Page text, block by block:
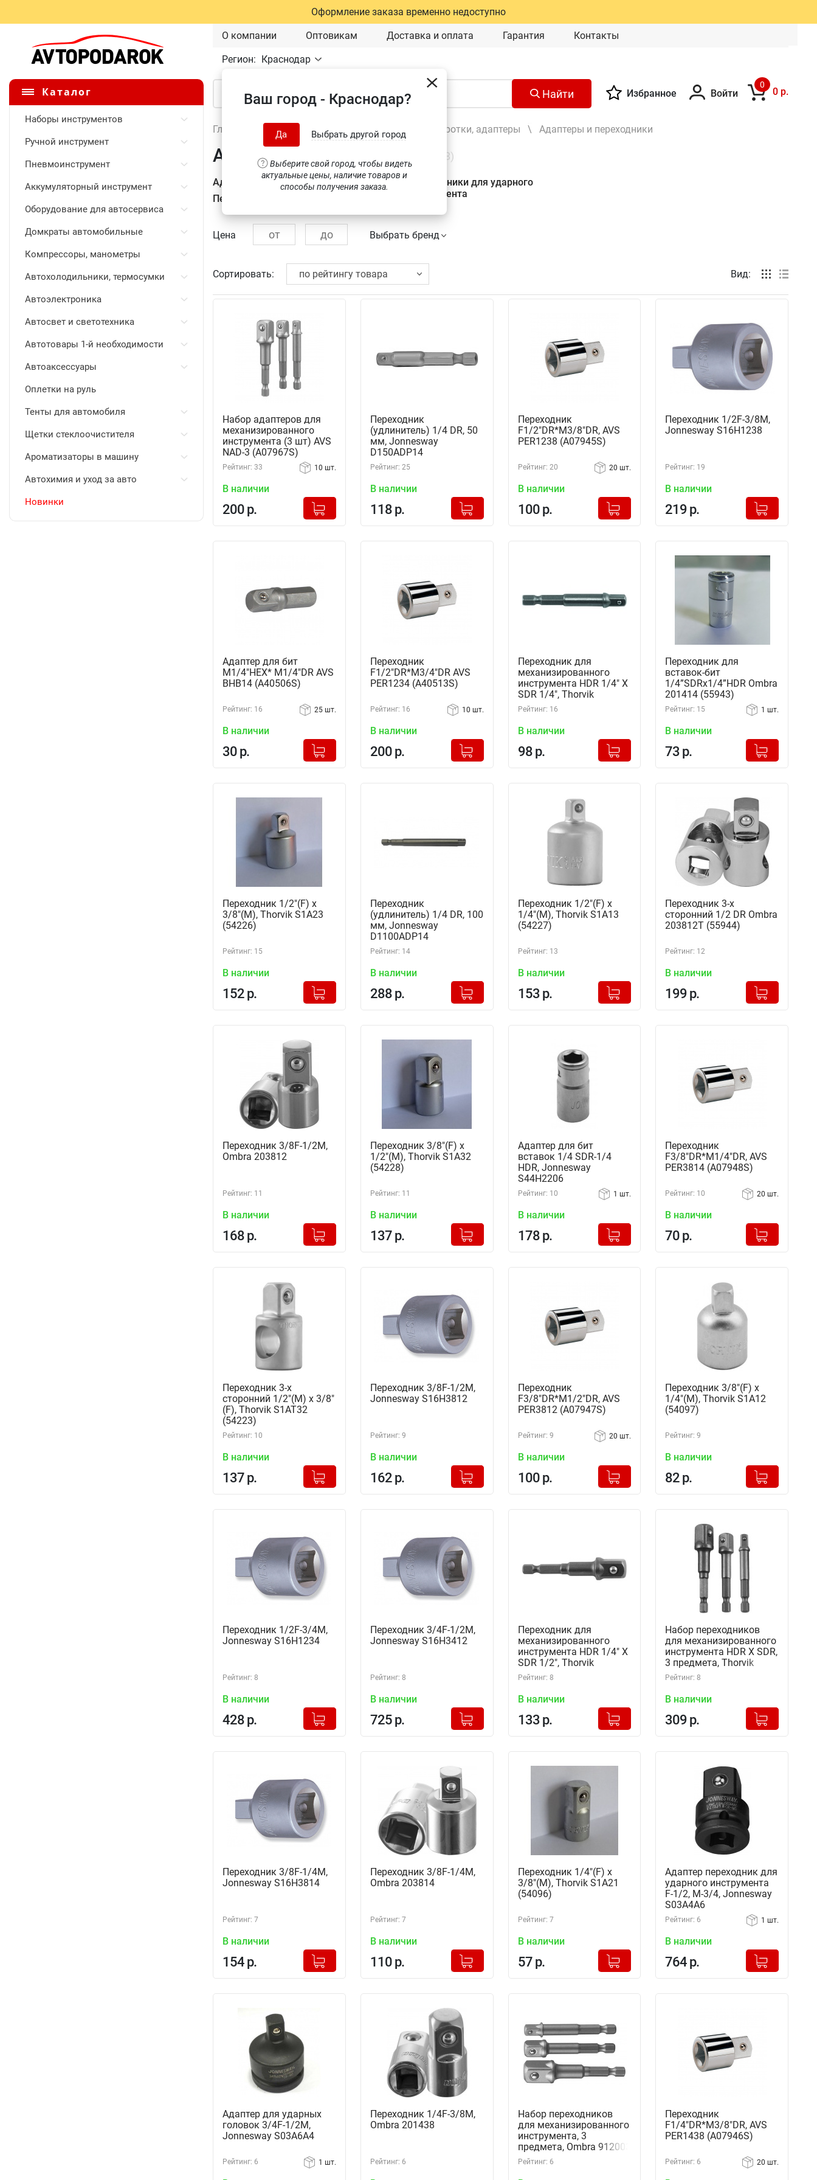
Оформление заказа временно недоступно
О компании Оптовикам Доставка и оплата Гарантия Контакты
Регион: Краснодар
Ваш город - Краснодар?
Да Выбрать другой город
Выберите свой город, чтобы видеть
актуальные цены, наличие товаров и
способы получения заказа.
Каталог
Наборы инструментов
Ручной инструмент
Пневмоинструмент
Аккумуляторный инструмент
Оборудование для автосервиса
Домкраты автомобильные
Компрессоры, манометры
Автохолодильники, термосумки
Автоэлектроника
Автосвет и светотехника
Автотовары 1-й необходимости
Автоаксессуары
Оплетки на руль
Тенты для автомобиля
Щетки стеклоочистителя
Ароматизаторы в машину
Автохимия и уход за авто
Новинки
Найти Избранное Войти
0
0 р.
Главная Ручной инструмент Удлинители, воротки, адаптеры \ Адаптеры и переходники
Адаптеры и переходники (68)
Адаптеры для вставок-бит
Переходники для инструмента
Переходники для ударного
инструмента
Цена Выбрать бренд
Сортировать: Вид:
Набор адаптеров для
механизированного
инструмента (3 шт) AVS
NAD-3 (A07967S)
Рейтинг: 33 10 шт.
В наличии
200 р.
+
Добавлено в корзину
Переходник
(удлинитель) 1/4 DR, 50
мм, Jonnesway
D150ADP14
Рейтинг: 25
В наличии
118 р.
+
Добавлено в корзину
Переходник
F1/2"DR*М3/8"DR, AVS
PER1238 (A07945S)
Рейтинг: 20 20 шт.
В наличии
100 р.
+
Добавлено в корзину
Переходник 1/2F-3/8M,
Jonnesway S16H1238
Рейтинг: 19
В наличии
219 р.
+
Добавлено в корзину
Адаптер для бит
M1/4"HEX* M1/4"DR AVS
BHB14 (A40506S)
Рейтинг: 16 25 шт.
В наличии
30 р.
+
Добавлено в корзину
Переходник
F1/2"DR*M3/4"DR AVS
PER1234 (A40513S)
Рейтинг: 16 10 шт.
В наличии
200 р.
+
Добавлено в корзину
Переходник для
механизированного
инструмента HDR 1/4" X
SDR 1/4", Thorvik
SH11A1 (54374)
Рейтинг: 16
В наличии
98 р.
+
Добавлено в корзину
Переходник для
вставок-бит
1/4”SDRх1/4”HDR Ombra
201414 (55943)
Рейтинг: 15 1 шт.
В наличии
73 р.
+
Добавлено в корзину
Переходник 1/2"(F) x
3/8"(M), Thorvik S1A23
(54226)
Рейтинг: 15
В наличии
152 р.
+
Добавлено в корзину
Переходник
(удлинитель) 1/4 DR, 100
мм, Jonnesway
D1100ADP14
Рейтинг: 14
В наличии
288 р.
+
Добавлено в корзину
Переходник 1/2"(F) x
1/4"(M), Thorvik S1A13
(54227)
Рейтинг: 13
В наличии
153 р.
+
Добавлено в корзину
Переходник 3-х
сторонний 1/2 DR Ombra
203812T (55944)
Рейтинг: 12
В наличии
199 р.
+
Добавлено в корзину
Переходник 3/8F-1/2M,
Ombra 203812
Рейтинг: 11
В наличии
168 р.
+
Добавлено в корзину
Переходник 3/8"(F) x
1/2"(M), Thorvik S1A32
(54228)
Рейтинг: 11
В наличии
137 р.
+
Добавлено в корзину
Адаптер для бит
вставок 1/4 SDR-1/4
HDR, Jonnesway
S44H2206
Рейтинг: 10 1 шт.
В наличии
178 р.
+
Добавлено в корзину
Переходник
F3/8"DR*M1/4"DR, AVS
PER3814 (A07948S)
Рейтинг: 10 20 шт.
В наличии
70 р.
+
Добавлено в корзину
Переходник 3-х
сторонний 1/2"(M) x 3/8"
(F), Thorvik S1AT32
(54223)
Рейтинг: 10
В наличии
137 р.
+
Добавлено в корзину
Переходник 3/8F-1/2M,
Jonnesway S16H3812
Рейтинг: 9
В наличии
162 р.
+
Добавлено в корзину
Переходник
F3/8"DR*M1/2"DR, AVS
PER3812 (A07947S)
Рейтинг: 9 20 шт.
В наличии
100 р.
+
Добавлено в корзину
Переходник 3/8"(F) x
1/4"(M), Thorvik S1A12
(54097)
Рейтинг: 9
В наличии
82 р.
+
Добавлено в корзину
Переходник 1/2F-3/4M,
Jonnesway S16H1234
Рейтинг: 8
В наличии
428 р.
+
Добавлено в корзину
Переходник 3/4F-1/2M,
Jonnesway S16H3412
Рейтинг: 8
В наличии
725 р.
+
Добавлено в корзину
Переходник для
механизированного
инструмента HDR 1/4" X
SDR 1/2", Thorvik
SH11A3 (54376)
Рейтинг: 8
В наличии
133 р.
+
Добавлено в корзину
Набор переходников
для механизированного
инструмента HDR X SDR,
3 предмета, Thorvik
SH11AS3 (54372)
Рейтинг: 8
В наличии
309 р.
+
Добавлено в корзину
Переходник 3/8F-1/4M,
Jonnesway S16H3814
Рейтинг: 7
В наличии
154 р.
+
Добавлено в корзину
Переходник 3/8F-1/4M,
Ombra 203814
Рейтинг: 7
В наличии
110 р.
+
Добавлено в корзину
Переходник 1/4"(F) x
3/8"(M), Thorvik S1A21
(54096)
Рейтинг: 7
В наличии
57 р.
+
Добавлено в корзину
Адаптер переходник для
ударного инструмента
F-1/2, M-3/4, Jonnesway
S03A4A6
Рейтинг: 6 1 шт.
В наличии
764 р.
+
Добавлено в корзину
Адаптер для ударных
головок 3/4F-1/2M,
Jonnesway S03A6A4
Рейтинг: 6 1 шт.
Переходник 1/4F-3/8M,
Ombra 201438
Рейтинг: 6
Набор переходников
для механизированного
инструмента, 3
предмета, Ombra 912003
Рейтинг: 6
Переходник
F1/4"DR*М3/8"DR, AVS
PER1438 (A07946S)
Рейтинг: 6 20 шт.